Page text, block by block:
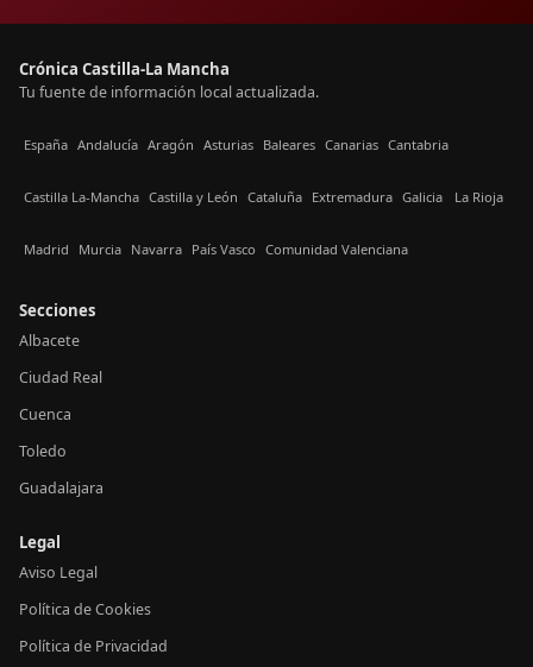
Crónica Castilla-La Mancha
Tu fuente de información local actualizada.
España Andalucía Aragón Asturias Baleares Canarias Cantabria
Castilla La-Mancha Castilla y León Cataluña Extremadura Galicia La Rioja
Madrid Murcia Navarra País Vasco Comunidad Valenciana
Secciones
Albacete
Ciudad Real
Cuenca
Toledo
Guadalajara
Legal
Aviso Legal
Política de Cookies
Política de Privacidad